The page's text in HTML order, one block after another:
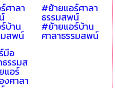
ศาลา
บ้าน
มสพน์
#ย้ายแอร์ศาลา
ธรรมสพน์
#ย้ายแอร์บ้าน
ศาลาธรรมสพน์
มือ
รรมส
แอร์
งศาลา